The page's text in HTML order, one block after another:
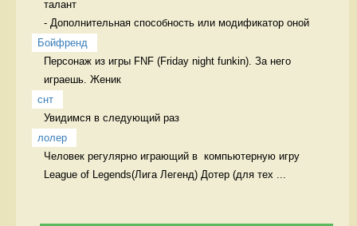
талант
- Дополнительная способность или модификатор оной
Бойфренд
Персонаж из игры FNF (Friday night funkin). За него
играешь. Женик
снт
Увидимся в следующий раз
лолер
Человек регулярно играющий в  компьютерную игру
League of Legends(Лига Легенд) Дотер (для тех ...